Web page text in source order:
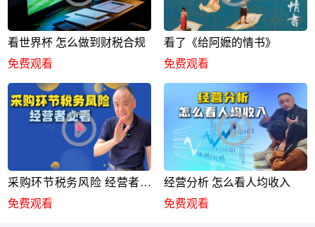
看世界杯 怎么做到财税合规
免费观看
看了《给阿嬷的情书》
免费观看
采购环节税务风险 经营者必
看
免费观看
经营分析 怎么看人均收入
免费观看